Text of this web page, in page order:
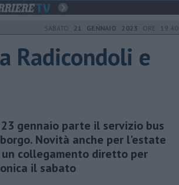
SABATO 21 GENNAIO 2023 ORE 19:40
Radicondoli e
gennaio parte il servizio bus
Novità anche per l'estate
un collegamento diretto per
il sabato